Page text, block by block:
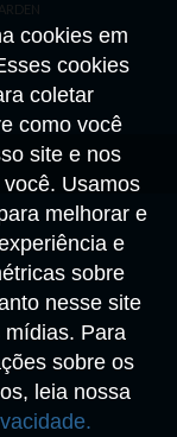
cookies em
cookies
coletar
como você
site e nos
Usamos
melhorar e
e
sobre
nesse site
Para
sobre os
leia nossa